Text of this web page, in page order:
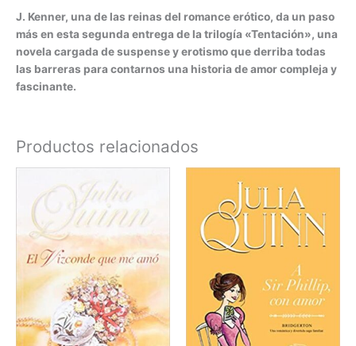
J. Kenner, una de las reinas del romance erótico, da un paso
más en esta segunda entrega de la trilogía «Tentación», una
novela cargada de suspense y erotismo que derriba todas
las barreras para contarnos una historia de amor compleja y
fascinante.
Productos relacionados